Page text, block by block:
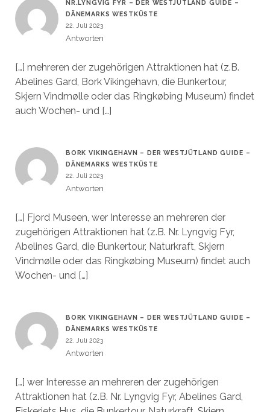
NR.LYNGVIG FYR – DER WESTJÜTLAND GUIDE –
DÄNEMARKS WESTKÜSTE
22. Juli 2023
Antworten
[…] mehreren der zugehörigen Attraktionen hat (z.B.
Abelines Gard, Bork Vikingehavn, die Bunkertour,
Skjern Vindmølle oder das Ringkøbing Museum) findet
auch Wochen- und […]
BORK VIKINGEHAVN – DER WESTJÜTLAND GUIDE –
DÄNEMARKS WESTKÜSTE
22. Juli 2023
Antworten
[…] Fjord Museen, wer Interesse an mehreren der
zugehörigen Attraktionen hat (z.B. Nr. Lyngvig Fyr,
Abelines Gard, die Bunkertour, Naturkraft, Skjern
Vindmølle oder das Ringkøbing Museum) findet auch
Wochen- und […]
BORK VIKINGEHAVN – DER WESTJÜTLAND GUIDE –
DÄNEMARKS WESTKÜSTE
22. Juli 2023
Antworten
[…] wer Interesse an mehreren der zugehörigen
Attraktionen hat (z.B. Nr. Lyngvig Fyr, Abelines Gard,